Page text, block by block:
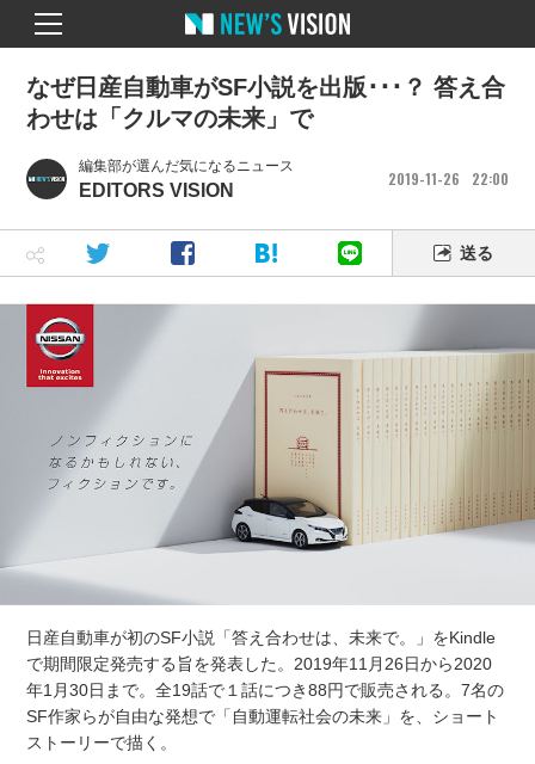
編集部が選んだ気になるニュース
EDITORS VISION
2019 11 26 22 00
なぜ日産自動車がSF小説を出版･･･？ 答え合
わせは「クルマの未来」で
送る
日産自動車が初のSF小説「答え合わせは、未来で。」をKindle
で期間限定発売する旨を発表した。2019年11月26日から2020
年1月30日まで。全19話で１話につき88円で販売される。7名の
SF作家らが自由な発想で「自動運転社会の未来」を、ショート
ストーリーで描く。